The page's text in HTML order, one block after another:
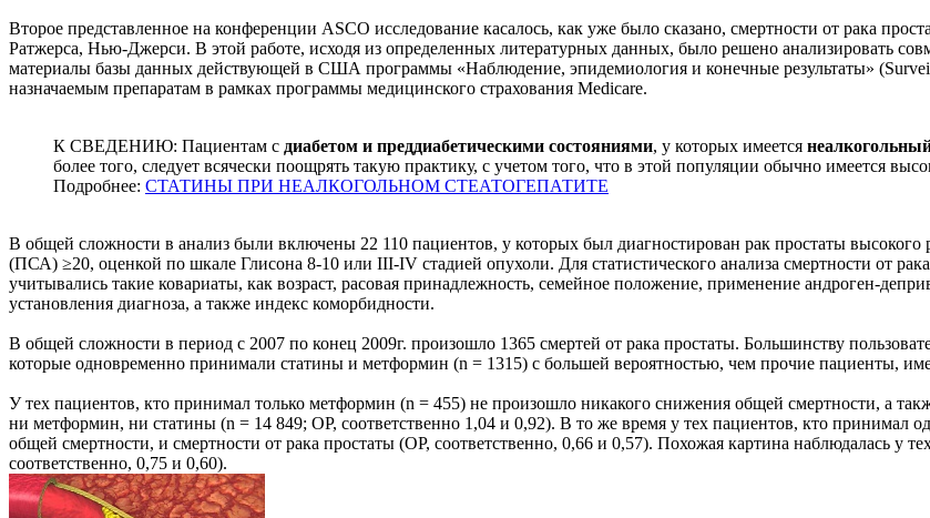
Второе представленное на конференции ASCO исследование касалось, как уже было сказано, смертности от рака
Ратжерса, Нью-Джерси. В этой работе, исходя из определенных литературных данных, было решено анализировать
материалы базы данных действующей в США программы «Наблюдение, эпидемиология и конечные результаты»
назначаемым препаратам в рамках программы медицинского страхования Medicare.
К СВЕДЕНИЮ: Пациентам с диабетом и преддиабетическими состояниями, у которых имеется
более того, следует всячески поощрять такую практику, с учетом того, что в этой популяции обычно имеется
Подробнее: СТАТИНЫ ПРИ НЕАЛКОГОЛЬНОМ СТЕАТОГЕПАТИТЕ
В общей сложности в анализ были включены 22 110 пациентов, у которых был диагностирован рак простаты высокого
(ПСА) ≥20, оценкой по шкале Глисона 8-10 или III-IV стадией опухоли. Для статистического анализа смертности от
учитывались такие ковариаты, как возраст, расовая принадлежность, семейное положение, применение андроген-
установления диагноза, а также индекс коморбидности.
В общей сложности в период с 2007 по конец 2009г. произошло 1365 смертей от рака простаты. Большинству
которые одновременно принимали статины и метформин (n = 1315) с большей вероятностью, чем прочие пациенты,
У тех пациентов, кто принимал только метформин (n = 455) не произошло никакого снижения общей смертности, а
ни метформин, ни статины (n = 14 849; ОР, соответственно 1,04 и 0,92). В то же время у тех пациентов, кто
общей смертности, и смертности от рака простаты (ОР, соответственно, 0,66 и 0,57). Похожая картина наблюдалась у
соответственно, 0,75 и 0,60).